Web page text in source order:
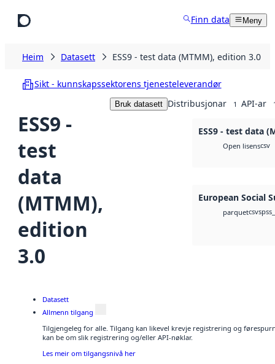
Finn data Meny
Heim Datasett ESS9 - test data (MTMM), edition 3.0
Sikt - kunnskapssektorens tjenesteleverandør
ESS9 -
test
data
(MTMM),
edition
3.0
Bruk datasett Distribusjonar 1 API-ar
ESS9 - test data
Open lisenscsv
European Social
parquetcsv
Datasett
Allmenn tilgang
Tilgjengeleg for alle. Tilgang kan likevel krevje registrering og
kan be om slik registrering og/eller API-nøklar.
Les meir om tilgangsnivå her